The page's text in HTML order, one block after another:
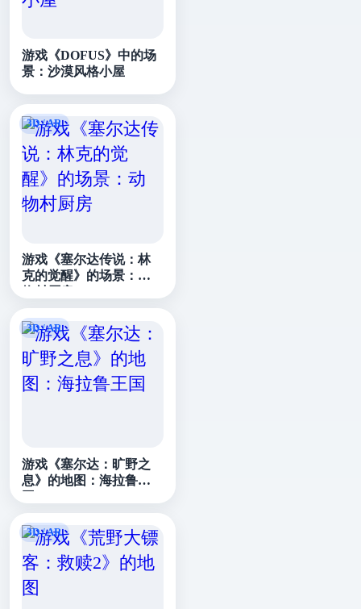
游戏《DOFUS》中的场
景：沙漠风格小屋
游戏《塞尔达传说：林
克的觉醒》的场景：动
游戏《塞尔达：旷野之
息》的地图：海拉鲁王